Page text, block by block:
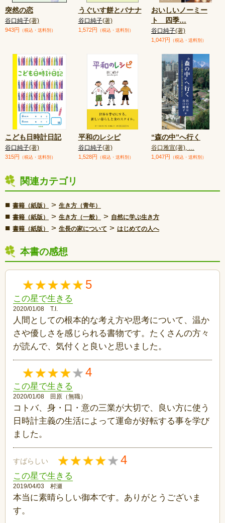
突然の恋
谷口純子(著)
943円 （税込・送料別）
うぐいす餅とバナナ
谷口純子(著)
1,572円 （税込・送料別）
おいしいノーミー
ト 四季…
谷口純子(著)
1,047円 （税込・送料別）
こども日時計日記
谷口純子(著)
315円 （税込・送料別）
平和のレシピ
谷口純子(著)
1,528円 （税込・送料別）
“森の中”へ行く
谷口雅宣(著), …
1,047円 （税込・送料別）
関連カテゴリ
■ 書籍（紙版） > 生き方（青年）
■ 書籍（紙版） > 生き方（一般） > 自然に学ぶ生き方
■ 書籍（紙版） > 生長の家について > はじめての人へ
本書の感想
5
この星で生きる
2020/01/08 T.I.
人間としての根本的な考え方や思考について、温か
さや優しさを感じられる書物です。たくさんの方々
が読んで、気付くと良いと思いました。
4
この星で生きる
2020/01/08 田原（無職）
コトバ、身・口・意の三業が大切で、良い方に使う
日時計主義の生活によって運命が好転する事を学び
ました。
すばらしい 4
この星で生きる
2019/04/03 村瀬
本当に素晴らしい御本です。ありがとうございま
す。